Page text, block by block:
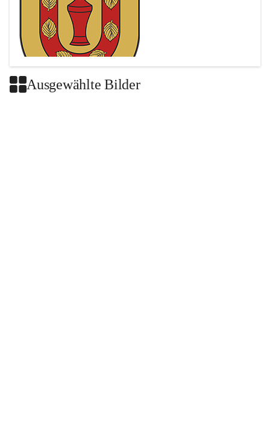
Ausgewählte Bilder